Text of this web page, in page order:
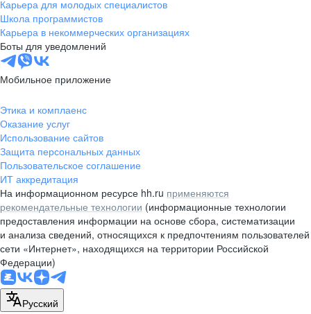
pr@nsk.hh.ru
Минск
пр-т Дзержинского, д. 57,
10 этаж, помещение 45-1
pr@rabota.by
Алматы
пр. Абая, д. 151, БЦ Алатау,
12 этаж, офис 1209
+7 727 232-13-13
pr@headhunter.com.kz
Карьера для молодых специалистов
Школа программистов
Карьера в некоммерческих организациях
Боты для уведомлений
Мобильное приложение
Этика и комплаенс
Оказание услуг
Использование сайтов
Защита персональных данных
Пользовательское соглашение
ИТ аккредитация
На информационном ресурсе hh.ru применяются
рекомендательные технологии (информационные технологии
предоставления информации на основе сбора, систематизации
и анализа сведений, относящихся к предпочтениям пользователей
сети «Интернет», находящихся на территории Российской
Федерации)
Русский